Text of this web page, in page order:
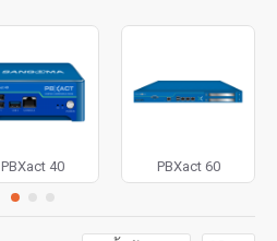
PBXact 40 PBXact 60